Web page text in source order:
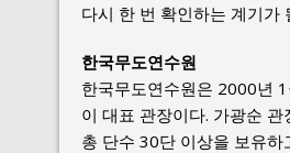
다시 한 번 확인하는 계기가
한국무도연수원
한국무도연수원은 2000년
이 대표 관장이다. 가광순
총 단수 30단 이상을 보유